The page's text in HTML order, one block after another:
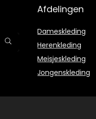
Afdelingen
Dameskleding
Herenkleding
Meisjeskleding
Jongenskleding